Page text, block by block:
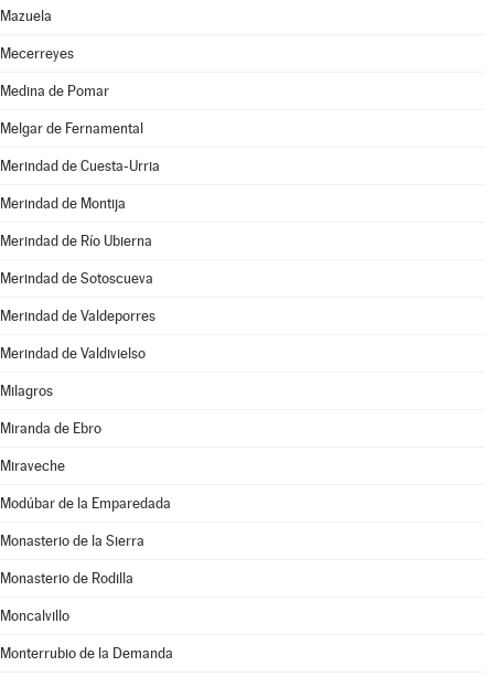
Mazuela
Mecerreyes
Medina de Pomar
Melgar de Fernamental
Merindad de Cuesta-Urria
Merindad de Montija
Merindad de Río Ubierna
Merindad de Sotoscueva
Merindad de Valdeporres
Merindad de Valdivielso
Milagros
Miranda de Ebro
Miraveche
Modúbar de la Emparedada
Monasterio de la Sierra
Monasterio de Rodilla
Moncalvillo
Monterrubio de la Demanda